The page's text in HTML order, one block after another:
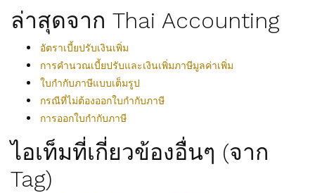
ล่าสุดจาก Thai Accounting
อัตราเบี้ยปรับเงินเพิ่ม
การคำนวณเบี้ยปรับและเงินเพิ่มภาษีมูลค่าเพิ่ม
ใบกำกับภาษีแบบเต็มรูป
กรณีที่ไม่ต้องออกใบกำกับภาษี
การออกใบกำกับภาษี
ไอเท็มที่เกี่ยวข้องอื่นๆ (จาก
Tag)